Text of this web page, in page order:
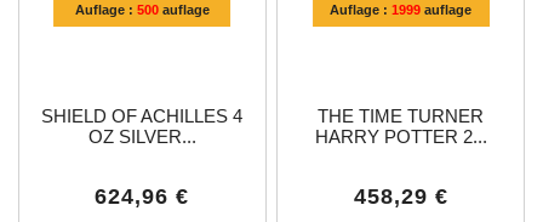
Auflage : 500auflage
SHIELD OF ACHILLES 4
OZ SILVER...
624,96 €
Auflage :1999 auflage
THE TIME TURNER
HARRY POTTER 2...
458,29 €